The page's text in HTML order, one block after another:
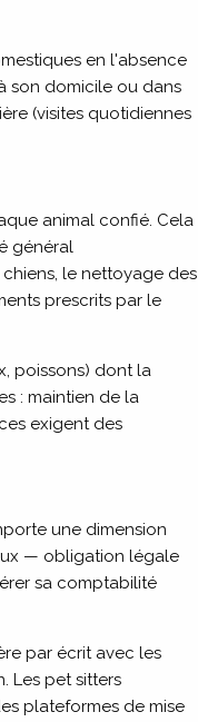
en l'absence
son domicile ou dans
(visites quotidiennes
animal confié. Cela
général
le nettoyage des
prescrits par le
poissons) dont la
: maintien de la
exigent des
une dimension
— obligation légale
sa comptabilité
par écrit avec les
Les pet sitters
plateformes de mise